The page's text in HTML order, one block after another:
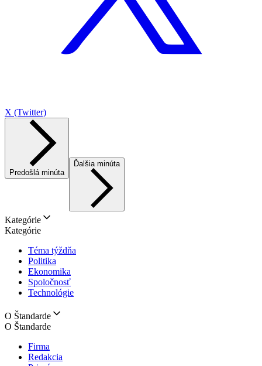
X (Twitter)
Predošlá minúta
Ďalšia minúta
Kategórie
Kategórie
Téma týždňa
Politika
Ekonomika
Spoločnosť
Technológie
O Štandarde
O Štandarde
Firma
Redakcia